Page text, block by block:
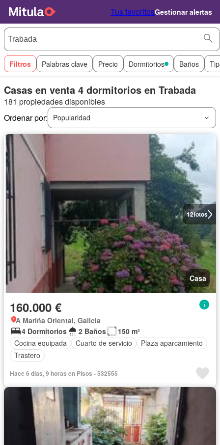
Tus favoritosGestionar alertas
Filtros Palabras clave Precio Dormitorios Baños
Casas en venta 4 dormitorios en Trabada
181 propiedades disponibles
Ordenar por:
Popularidad
12fotos
Casa
160.000 €
A Mariña Oriental, Galicia
4 Dormitorios
2 Baños
150 m²
Cocina equipada
Cuarto de servicio
Plaza aparcamiento
Trastero
Hace 6 días, 9 horas en Pisos - 532555